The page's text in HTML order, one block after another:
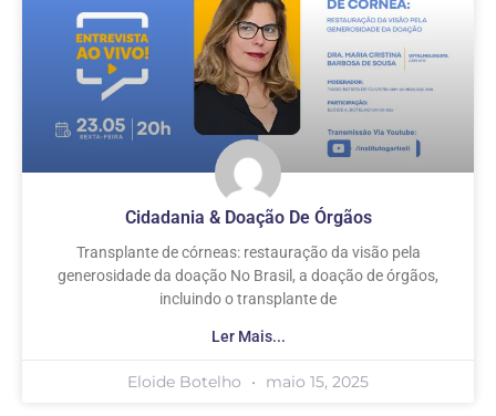
Cidadania & Doação De Órgãos
Transplante de córneas: restauração da visão pela
generosidade da doação No Brasil, a doação de órgãos,
incluindo o transplante de
Ler Mais...
Eloide Botelho maio 15, 2025